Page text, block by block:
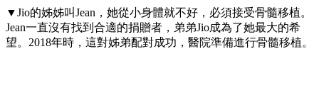
▼Jio的姊姊叫Jean，她從小身體就不好，必須接受骨髓移植。
Jean一直沒有找到合適的捐贈者，弟弟Jio成為了她最大的希
望。2018年時，這對姊弟配對成功，醫院準備進行骨髓移植。